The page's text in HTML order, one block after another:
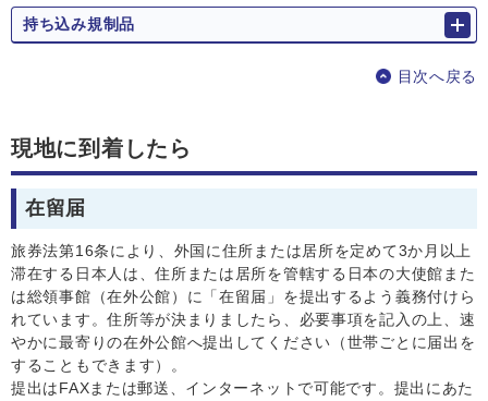
持ち込み規制品
目次へ戻る
現地に到着したら
在留届
旅券法第16条により、外国に住所または居所を定めて3か月以上
滞在する日本人は、住所または居所を管轄する日本の大使館また
は総領事館（在外公館）に「在留届」を提出するよう義務付けら
れています。住所等が決まりましたら、必要事項を記入の上、速
やかに最寄りの在外公館へ提出してください（世帯ごとに届出を
することもできます）。
提出はFAXまたは郵送、インターネットで可能です。提出にあた